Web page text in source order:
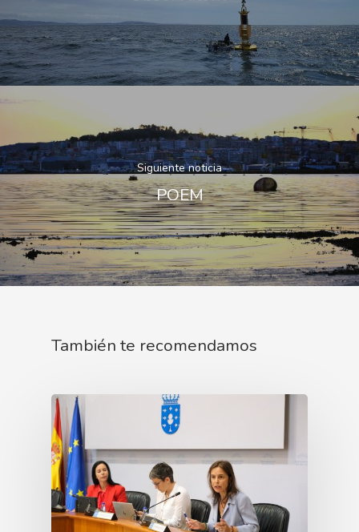
Siguiente noticia
POEM
También te recomendamos